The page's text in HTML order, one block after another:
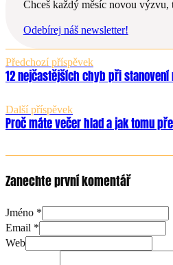
Chceš každý měsíc novou
Odebírej náš newsletter!
Předchozí příspěvek
12 nejčastějších chyb při
Další příspěvek
Proč máte večer hlad a jak tomu
Zanechte první komentář
Jméno *
Email *
Web